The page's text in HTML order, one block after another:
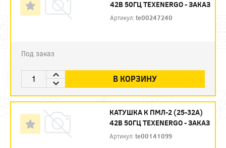
42В 50ГЦ TEXENERGO - ЗАКАЗ
Артикул:te00247240
Под заказ
В КОРЗИНУ
КАТУШКА К ПМЛ-2 (25-32А)
42В 50ГЦ TEXENERGO - ЗАКАЗ
Артикул:te00141099